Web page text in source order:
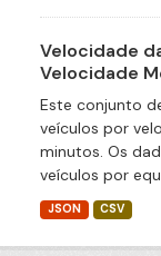
Velocidade
Velocidade
Este conjunto
veículos por
minutos. Os
veículos por
JSON CSV